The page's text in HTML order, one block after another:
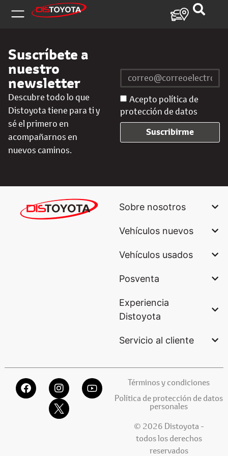
Suscríbete a
nuestro
newsletter
Descubre todo lo que
Distoyota tiene para ti y
sé el primero en
acompañarnos en
nuevos caminos.
Acepto política de
protección de datos
Suscribirme
Sobre nosotros
Vehículos nuevos
Vehículos usados
Posventa
Experiencia
Distoyota
Servicio al cliente
Términos y condiciones
Política de protección de datos
personales
© 2026 Distoyota -
todos los derechos
reservados